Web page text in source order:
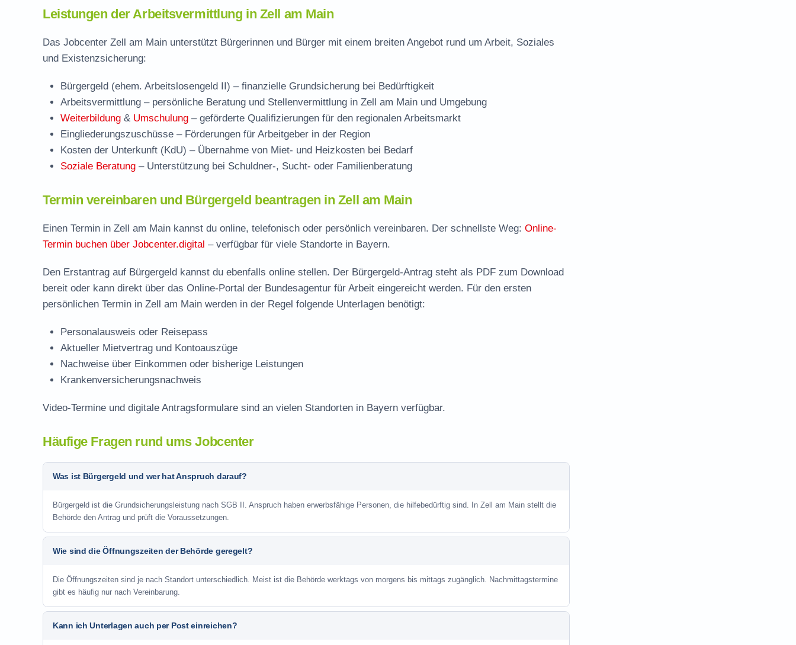
Leistungen der Arbeitsvermittlung in Zell am Main
Das Jobcenter Zell am Main unterstützt Bürgerinnen und Bürger mit einem breiten Angebot rund um Arbeit, Soziales
und Existenzsicherung:
Bürgergeld (ehem. Arbeitslosengeld II) – finanzielle Grundsicherung bei Bedürftigkeit
Arbeitsvermittlung – persönliche Beratung und Stellenvermittlung in Zell am Main und Umgebung
Weiterbildung & Umschulung – geförderte Qualifizierungen für den regionalen Arbeitsmarkt
Eingliederungszuschüsse – Förderungen für Arbeitgeber in der Region
Kosten der Unterkunft (KdU) – Übernahme von Miet- und Heizkosten bei Bedarf
Soziale Beratung – Unterstützung bei Schuldner-, Sucht- oder Familienberatung
Termin vereinbaren und Bürgergeld beantragen in Zell am Main
Einen Termin in Zell am Main kannst du online, telefonisch oder persönlich vereinbaren. Der schnellste Weg: Online-
Termin buchen über Jobcenter.digital – verfügbar für viele Standorte in Bayern.
Den Erstantrag auf Bürgergeld kannst du ebenfalls online stellen. Der Bürgergeld-Antrag steht als PDF zum Download
bereit oder kann direkt über das Online-Portal der Bundesagentur für Arbeit eingereicht werden. Für den ersten
persönlichen Termin in Zell am Main werden in der Regel folgende Unterlagen benötigt:
Personalausweis oder Reisepass
Aktueller Mietvertrag und Kontoauszüge
Nachweise über Einkommen oder bisherige Leistungen
Krankenversicherungsnachweis
Video-Termine und digitale Antragsformulare sind an vielen Standorten in Bayern verfügbar.
Häufige Fragen rund ums Jobcenter
Was ist Bürgergeld und wer hat Anspruch darauf?
Bürgergeld ist die Grundsicherungsleistung nach SGB II. Anspruch haben erwerbsfähige Personen, die hilfebedürftig sind. In Zell am Main stellt die
Behörde den Antrag und prüft die Voraussetzungen.
Wie sind die Öffnungszeiten der Behörde geregelt?
Die Öffnungszeiten sind je nach Standort unterschiedlich. Meist ist die Behörde werktags von morgens bis mittags zugänglich. Nachmittagstermine
gibt es häufig nur nach Vereinbarung.
Kann ich Unterlagen auch per Post einreichen?